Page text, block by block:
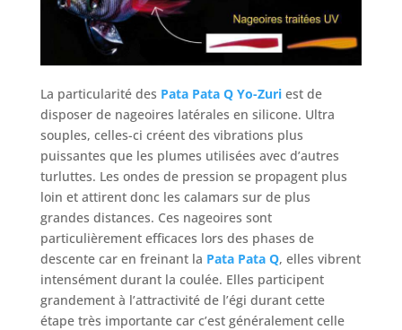
La particularité des Pata Pata Q Yo-Zuri est de
disposer de nageoires latérales en silicone. Ultra
souples, celles-ci créent des vibrations plus
puissantes que les plumes utilisées avec d’autres
turluttes. Les ondes de pression se propagent plus
loin et attirent donc les calamars sur de plus
grandes distances. Ces nageoires sont
particulièrement efficaces lors des phases de
descente car en freinant la Pata Pata Q, elles vibrent
intensément durant la coulée. Elles participent
grandement à l’attractivité de l’égi durant cette
étape très importante car c’est généralement celle